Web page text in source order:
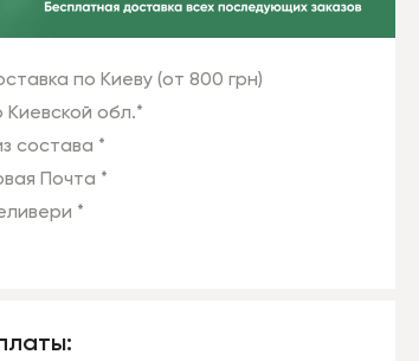
по Киеву (от 800 грн)
Киевской обл.*
состава *
Почта *
*